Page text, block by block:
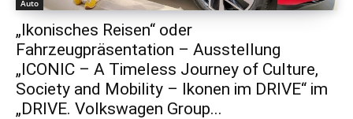
Auto
„Ikonisches Reisen“ oder
Fahrzeugpräsentation – Ausstellung
„ICONIC – A Timeless Journey of Culture,
Society and Mobility – Ikonen im DRIVE“ im
„DRIVE. Volkswagen Group...